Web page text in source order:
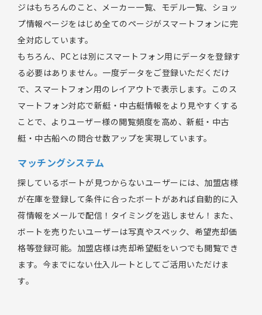
ジはもちろんのこと、メーカー一覧、モデル一覧、ショッ
プ情報ページをはじめ全てのページがスマートフォンに完
全対応しています。
もちろん、PCとは別にスマートフォン用にデータを登録す
る必要はありません。一度データをご登録いただくだけ
で、スマートフォン用のレイアウトで表示します。このス
マートフォン対応で新艇・中古艇情報をより見やすくする
ことで、よりユーザー様の閲覧頻度を高め、新艇・中古
艇・中古船への問合せ数アップを実現しています。
マッチングシステム
探しているボートが見つからないユーザーには、加盟店様
が在庫を登録して条件に合ったボートがあれば自動的に入
荷情報をメールで配信！タイミングを逃しません！また、
ボートを売りたいユーザーは写真やスペック、希望売却価
格等登録可能。加盟店様は売却希望艇をいつでも閲覧でき
ます。今までにない仕入ルートとしてご活用いただけま
す。